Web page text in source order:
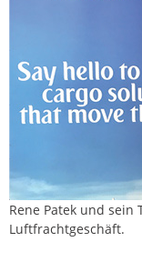
Rene Patek und
Luftfrachtgeschäft.